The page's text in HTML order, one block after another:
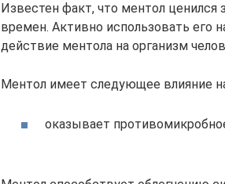
Известен факт, что ментол
времен. Активно использовать его
действие ментола на организм
Ментол имеет следующее влияние
оказывает